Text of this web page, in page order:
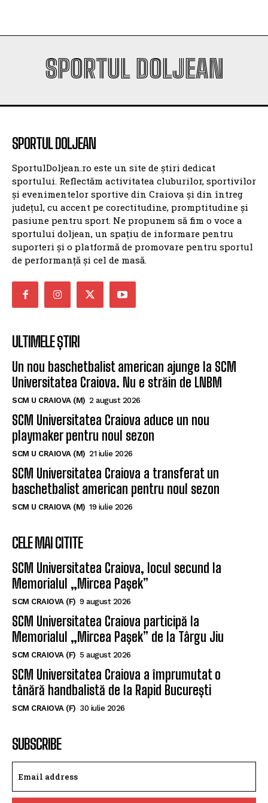
SPORTUL DOLJEAN
SPORTUL DOLJEAN
SportulDoljean.ro este un site de știri dedicat
sportului. Reflectăm activitatea cluburilor, sportivilor
și evenimentelor sportive din Craiova și din întreg
județul, cu accent pe corectitudine, promptitudine și
pasiune pentru sport. Ne propunem să fim o voce a
sportului doljean, un spațiu de informare pentru
suporteri și o platformă de promovare pentru sportul
de performanță și cel de masă.
ULTIMELE ȘTIRI
Un nou baschetbalist american ajunge la SCM
Universitatea Craiova. Nu e străin de LNBM
SCM U CRAIOVA (M) 2 august 2026
SCM Universitatea Craiova aduce un nou
playmaker pentru noul sezon
SCM U CRAIOVA (M) 21 iulie 2026
SCM Universitatea Craiova a transferat un
baschetbalist american pentru noul sezon
SCM U CRAIOVA (M) 19 iulie 2026
CELE MAI CITITE
SCM Universitatea Craiova, locul secund la
Memorialul „Mircea Pașek”
SCM CRAIOVA (F) 9 august 2026
SCM Universitatea Craiova participă la
Memorialul „Mircea Pașek” de la Târgu Jiu
SCM CRAIOVA (F) 5 august 2026
SCM Universitatea Craiova a împrumutat o
tânără handbalistă de la Rapid București
SCM CRAIOVA (F) 30 iulie 2026
SUBSCRIBE